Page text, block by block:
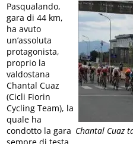
Chantal Cuaz
Pasqualando,
gara di 44 km,
ha avuto
un’assoluta
protagonista,
proprio la
valdostana
Chantal Cuaz
(Cicli Fiorin
Cycling Team), la
quale ha
condotto la gara